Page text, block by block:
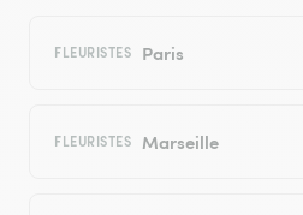
FLEURISTES Paris
FLEURISTES Marseille